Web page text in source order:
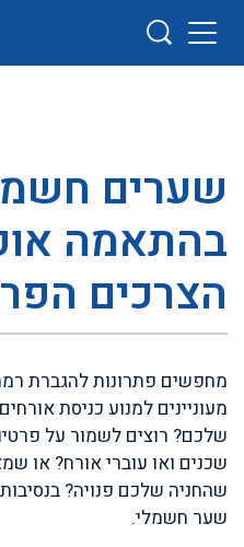
שערים
בהתאמה
הצרכים
מחפשים פתרונות להגברת
מעוניינים למנוע כניסת
שלכם? רוצים לשמור על
שכנים ואו עוברי אורח? או
שהחניה שלכם פנויה?
שער חשמלי.